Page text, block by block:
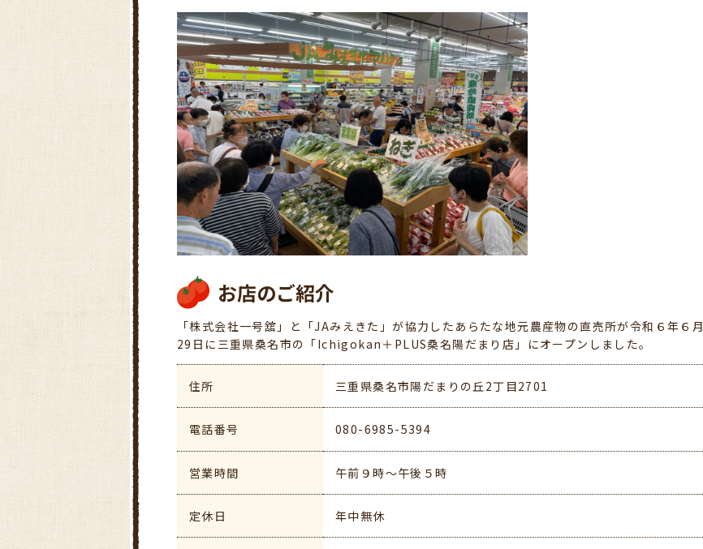
お店のご紹介
「株式会社一号舘」と「JAみえきた」が協力したあらたな地元農産物の直売所が令和６年６月
29日に三重県桑名市の「Ichigokan＋PLUS桑名陽だまり店」にオープンしました。
住所 三重県桑名市陽だまりの丘2丁目2701
電話番号 080-6985-5394
営業時間 午前９時～午後５時
定休日 年中無休